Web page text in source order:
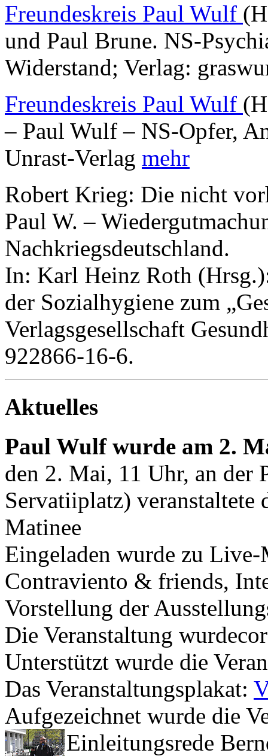
Freundeskreis Paul Wulf
und Paul Brune. NS-
Widerstand; Verlag:
Freundeskreis Paul Wulf
– Paul Wulf – NS-Opfer,
Unrast-Verlag mehr
Robert Krieg: Die nicht
Paul W. –
Nachkriegsdeutschland.
In: Karl Heinz Roth
der Sozialhygiene zum
Verlagsgesellschaft
922866-16-6.
Aktuelles
Paul Wulf wurde am 2.
den 2. Mai, 11 Uhr, an
Servatiiplatz) veranstaltete
Matinee
Eingeladen wurde zu
Contraviento & friends,
Vorstellung der
Die Veranstaltung
Unterstützt wurde die
Das Veranstaltungsplakat:
Aufgezeichnet wurde die
Einleitungsrede